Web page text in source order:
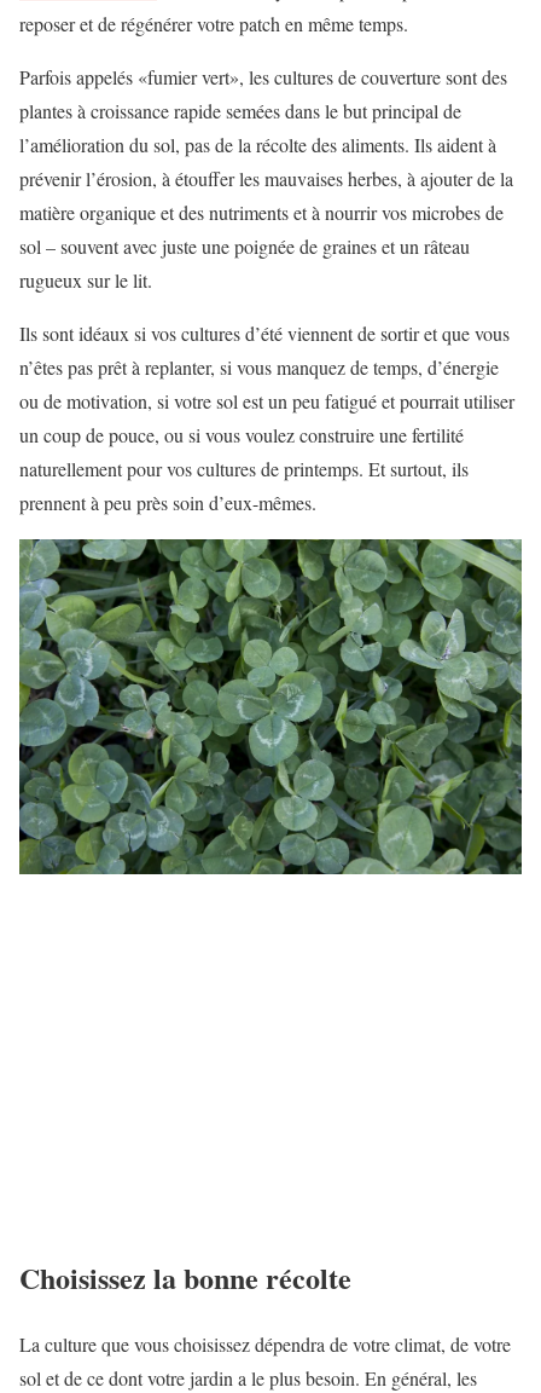
reposer et de régénérer votre patch en même temps.
Parfois appelés «fumier vert», les cultures de couverture sont des
plantes à croissance rapide semées dans le but principal de
l’amélioration du sol, pas de la récolte des aliments. Ils aident à
prévenir l’érosion, à étouffer les mauvaises herbes, à ajouter de la
matière organique et des nutriments et à nourrir vos microbes de
sol – souvent avec juste une poignée de graines et un râteau
rugueux sur le lit.
Ils sont idéaux si vos cultures d’été viennent de sortir et que vous
n’êtes pas prêt à replanter, si vous manquez de temps, d’énergie
ou de motivation, si votre sol est un peu fatigué et pourrait utiliser
un coup de pouce, ou si vous voulez construire une fertilité
naturellement pour vos cultures de printemps. Et surtout, ils
prennent à peu près soin d’eux-mêmes.
Choisissez la bonne récolte
La culture que vous choisissez dépendra de votre climat, de votre
sol et de ce dont votre jardin a le plus besoin. En général, les